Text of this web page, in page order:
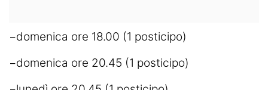
−domenica ore 18.00 (1 posticipo)
−domenica ore 20.45 (1 posticipo)